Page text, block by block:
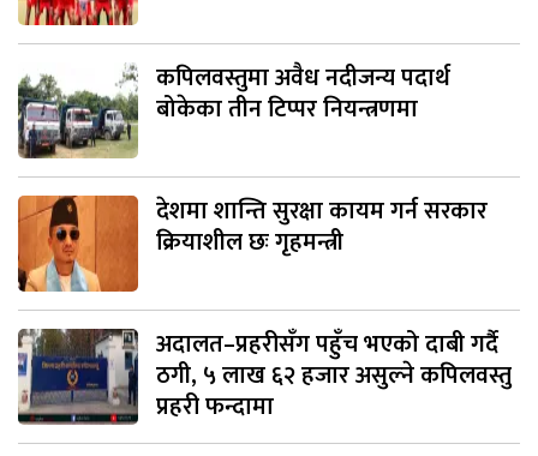
कपिलवस्तुमा अवैध नदीजन्य पदार्थ
बोकेका तीन टिप्पर नियन्त्रणमा
देशमा शान्ति सुरक्षा कायम गर्न सरकार
क्रियाशील छः गृहमन्त्री
अदालत–प्रहरीसँग पहुँच भएको दाबी गर्दै
ठगी, ५ लाख ६२ हजार असुल्ने कपिलवस्तु
प्रहरी फन्दामा